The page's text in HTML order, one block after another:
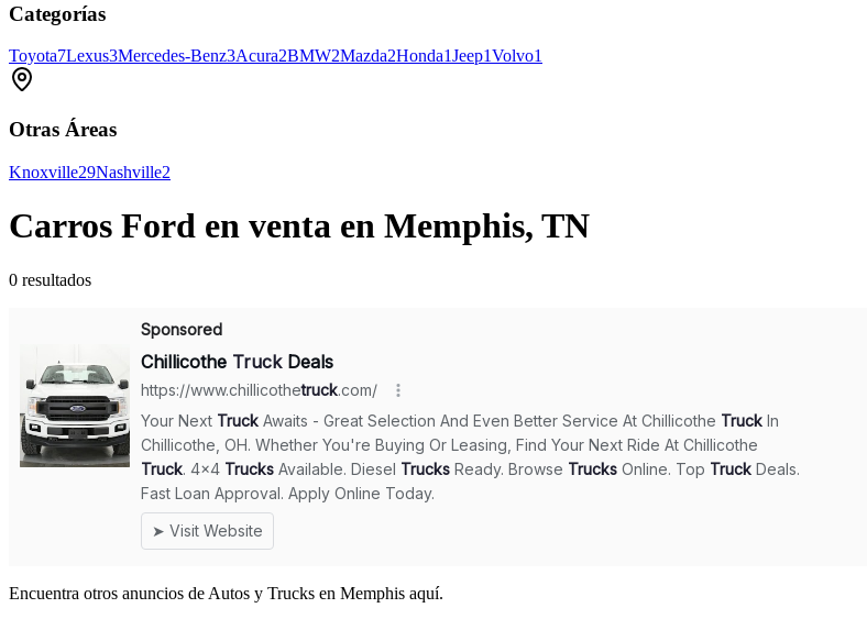
Categorías
Toyota7Lexus3Mercedes-Benz3Acura2BMW2Mazda2Honda1Jeep1Volvo1
Otras Áreas
Knoxville29Nashville2
Carros Ford en venta en Memphis, TN
0 resultados
Encuentra otros anuncios de Autos y Trucks en Memphis aquí.